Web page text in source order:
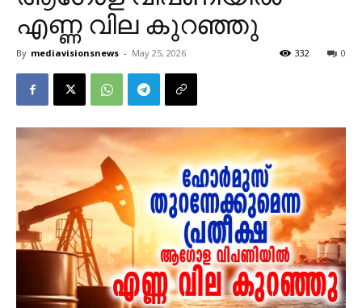
എണ്ണ വില കുറഞ്ഞു
By mediavisionsnews - May 25, 2026 0
332